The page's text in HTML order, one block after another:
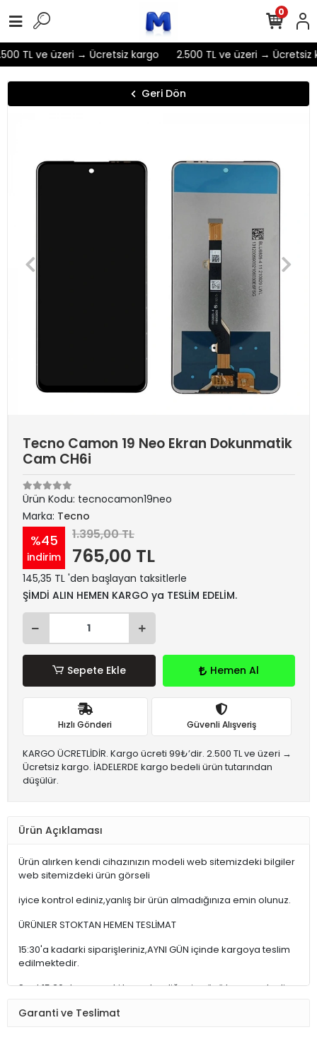
TL ve üzeri → Ücretsiz kargo 2.500 TL ve üzeri → Ücretsiz
0
Geri Dön
Tecno Camon 19 Neo Ekran Dokunmatik
Cam CH6i
Ürün Kodu: tecnocamon19neo
Marka: Tecno
%45
indirim
1.395,00 TL
765,00 TL
145,35 TL 'den başlayan taksitlerle
ŞİMDİ ALIN HEMEN KARGO ya TESLİM EDELİM.
Sepete Ekle Hemen Al
Hızlı Gönderi Güvenli Alışveriş
KARGO ÜCRETLİDİR. Kargo ücreti 99₺’dir. 2.500 TL ve üzeri →
Ücretsiz kargo. İADELERDE kargo bedeli ürün tutarından
düşülür.
Ürün Açıklaması
Ürün alırken kendi cihazınızın modeli web sitemizdeki bilgiler
web sitemizdeki ürün görseli
iyice kontrol ediniz,yanlış bir ürün almadığınıza emin olunuz.
ÜRÜNLER STOKTAN HEMEN TESLİMAT
15:30'a kadarki siparişleriniz,AYNI GÜN içinde kargoya teslim
edilmektedir.
Saat 15:30 dan sonraki kargolar,diğer iş günü kargoya teslim
Garanti ve Teslimat